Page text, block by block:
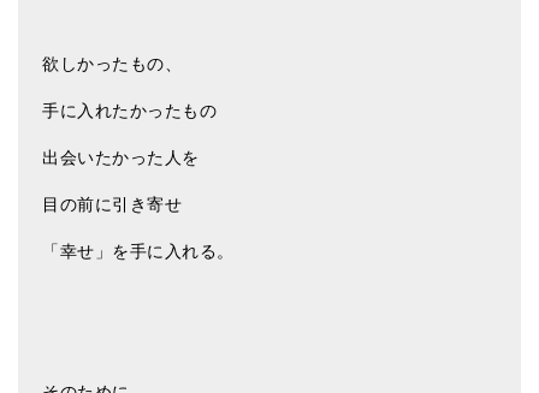
欲しかったもの、
手に入れたかったもの
出会いたかった人を
目の前に引き寄せ
「幸せ」を手に入れる。